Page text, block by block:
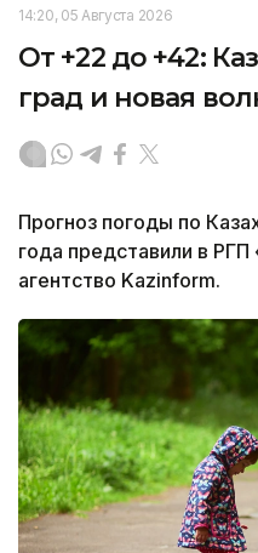
14:20, 05 Августа 2026
От +22 до +42:
град и новая
Прогноз погоды по
года представили в
агентство Kazinform.